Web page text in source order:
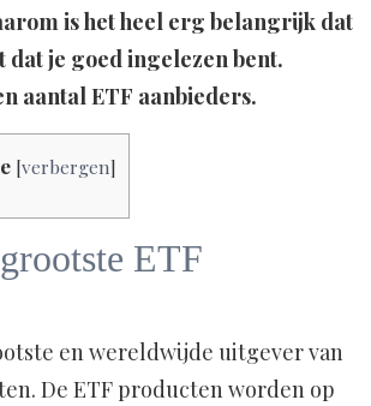
is het heel erg belangrijk dat
dat je goed ingelezen bent.
aantal ETF aanbieders.
[verbergen]
ETF
en wereldwijde uitgever van
De ETF producten worden op